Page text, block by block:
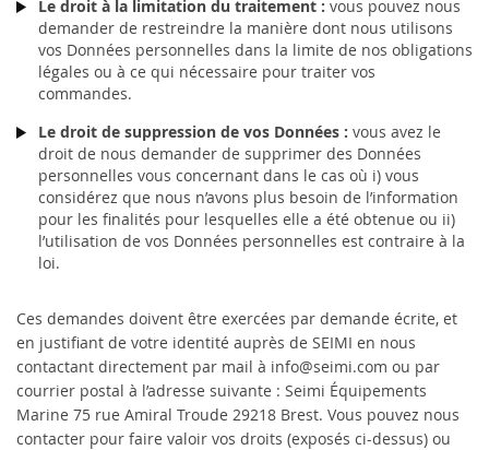
Le droit à la limitation du traitement : vous pouvez nous
demander de restreindre la manière dont nous utilisons
vos Données personnelles dans la limite de nos obligations
légales ou à ce qui nécessaire pour traiter vos
commandes.
Le droit de suppression de vos Données : vous avez le
droit de nous demander de supprimer des Données
personnelles vous concernant dans le cas où i) vous
considérez que nous n’avons plus besoin de l’information
pour les finalités pour lesquelles elle a été obtenue ou ii)
l’utilisation de vos Données personnelles est contraire à la
loi.
Ces demandes doivent être exercées par demande écrite, et
en justifiant de votre identité auprès de SEIMI en nous
contactant directement par mail à info@seimi.com ou par
courrier postal à l’adresse suivante : Seimi Équipements
Marine 75 rue Amiral Troude 29218 Brest. Vous pouvez nous
contacter pour faire valoir vos droits (exposés ci-dessus) ou